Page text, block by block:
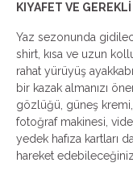
KIYAFET VE
Yaz sezonunda
shirt, kısa ve uzun
rahat yürüyüş
bir kazak almanızı
gözlüğü, güneş kremi,
fotoğraf makinesi,
yedek hafıza kartları
hareket